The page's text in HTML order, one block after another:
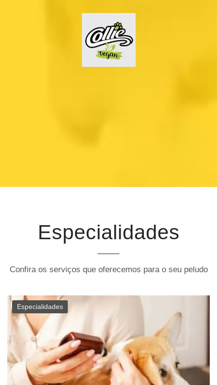
Especialidades
Confira os serviços que oferecemos para o seu peludo
Especialidades